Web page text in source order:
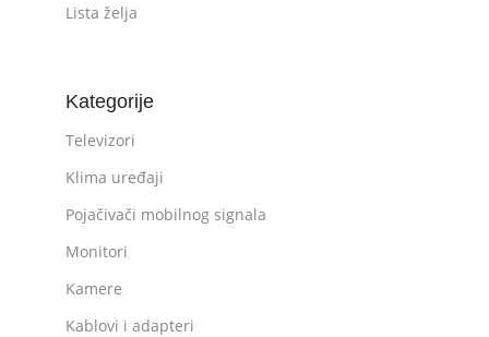
Lista želja
Kategorije
Televizori
Klima uređaji
Pojačivači mobilnog signala
Monitori
Kamere
Kablovi i adapteri